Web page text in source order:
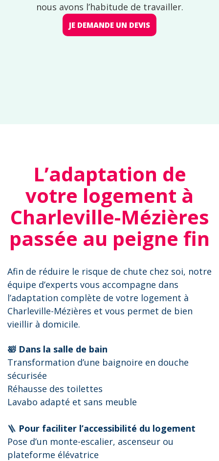
nous avons l’habitude de travailler.
JE DEMANDE UN DEVIS
L’adaptation de
votre logement à
Charleville-Mézières
passée au peigne fin
Afin de réduire le risque de chute chez soi, notre
équipe d’experts vous accompagne dans
l’adaptation complète de votre logement à
Charleville-Mézières et vous permet de bien
vieillir à domicile.
🛀 Dans la salle de bain
Transformation d’une baignoire en douche
sécurisée
Réhausse des toilettes
Lavabo adapté et sans meuble
🪜 Pour faciliter l’accessibilité du logement
Pose d’un monte-escalier, ascenseur ou
plateforme élévatrice